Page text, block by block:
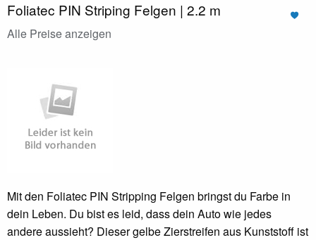
Foliatec PIN Striping Felgen | 2.2 m
Alle Preise anzeigen
Mit den Foliatec PIN Stripping Felgen bringst du Farbe in
dein Leben. Du bist es leid, dass dein Auto wie jedes
andere aussieht? Dieser gelbe Zierstreifen aus Kunststoff ist